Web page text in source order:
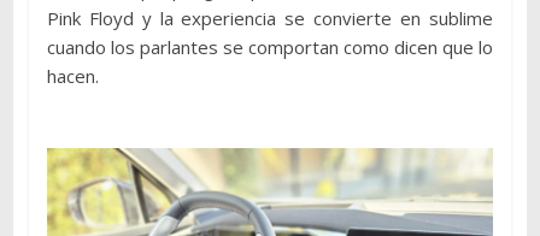
Pink Floyd y la experiencia se convierte en sublime
cuando los parlantes se comportan como dicen que lo
hacen.